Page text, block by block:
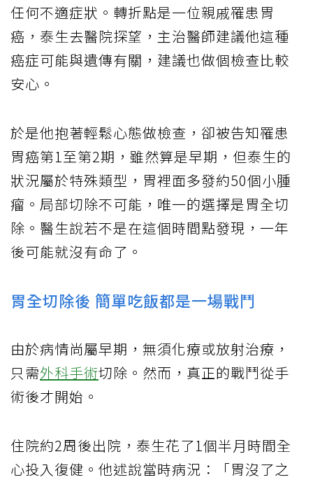
任何不適症狀。轉折點是一位親戚罹患胃
癌，泰生去醫院探望，主治醫師建議他這種
癌症可能與遺傳有關，建議也做個檢查比較
安心。
於是他抱著輕鬆心態做檢查，卻被告知罹患
胃癌第1至第2期，雖然算是早期，但泰生的
狀況屬於特殊類型，胃裡面多發約50個小腫
瘤。局部切除不可能，唯一的選擇是胃全切
除。醫生說若不是在這個時間點發現，一年
後可能就沒有命了。
胃全切除後 簡單吃飯都是一場戰鬥
由於病情尚屬早期，無須化療或放射治療，
只需外科手術切除。然而，真正的戰鬥從手
術後才開始。
住院約2周後出院，泰生花了1個半月時間全
心投入復健。他述說當時病況：「胃沒了之